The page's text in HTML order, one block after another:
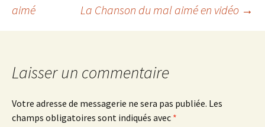
Navigation
des
articles
aimé
La Chanson du mal aimé en vidéo →
Laisser un commentaire
Votre adresse de messagerie ne sera pas publiée. Les
champs obligatoires sont indiqués avec *